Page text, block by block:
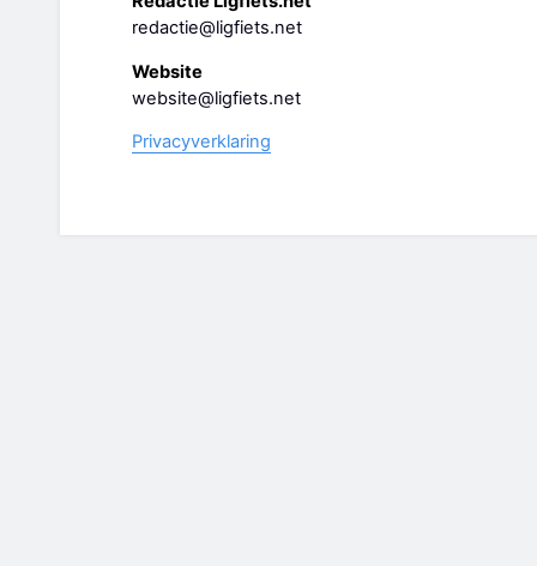
redactie@ligfiets.net
Website
website@ligfiets.net
Privacyverklaring